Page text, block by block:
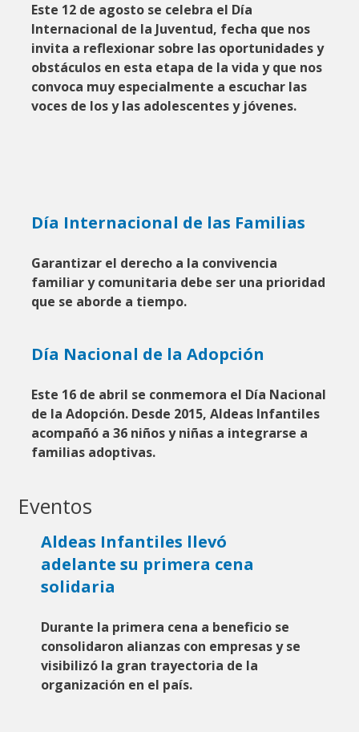
Este 12 de agosto se celebra el Día
Internacional de la Juventud, fecha que nos
invita a reflexionar sobre las oportunidades y
obstáculos en esta etapa de la vida y que nos
convoca muy especialmente a escuchar las
voces de los y las adolescentes y jóvenes.
Día Internacional de las Familias
Garantizar el derecho a la convivencia
familiar y comunitaria debe ser una prioridad
que se aborde a tiempo.
Día Nacional de la Adopción
Este 16 de abril se conmemora el Día Nacional
de la Adopción. Desde 2015, Aldeas Infantiles
acompañó a 36 niños y niñas a integrarse a
familias adoptivas.
Eventos
Aldeas Infantiles llevó
adelante su primera cena
solidaria
Durante la primera cena a beneficio se
consolidaron alianzas con empresas y se
visibilizó la gran trayectoria de la
organización en el país.